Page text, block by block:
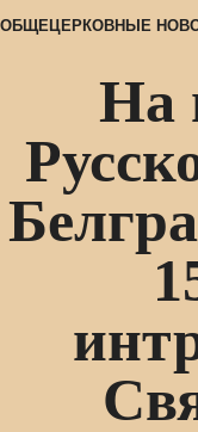
ОБЩЕЦЕРКОВНЫЕ
На